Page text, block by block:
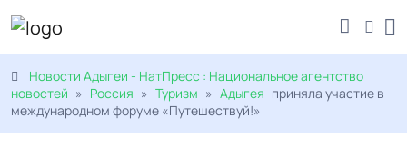
Новости Адыгеи - НатПресс : Национальное агентство
новостей » Россия » Туризм » Адыгея приняла участие в
международном форуме «Путешествуй!»